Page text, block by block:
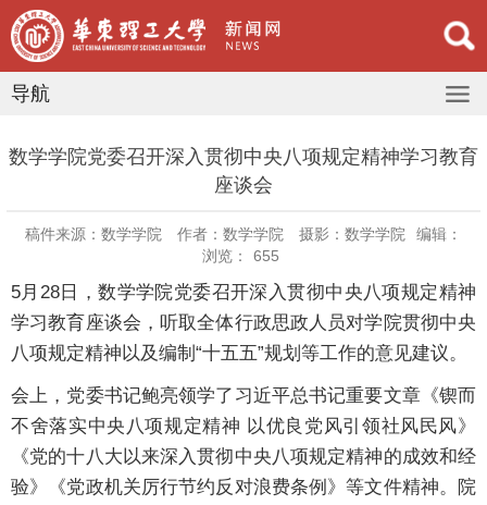
导航
数学学院党委召开深入贯彻中央八项规定精神学习教育
座谈会
稿件来源：数学学院 作者：数学学院 摄影：数学学院
编辑：
浏览：
655
5月28日，数学学院党委召开深入贯彻中央八项规定精神
学习教育座谈会，听取全体行政思政人员对学院贯彻中央
八项规定精神以及编制“十五五”规划等工作的意见建议。
会上，党委书记鲍亮领学了习近平总书记重要文章《锲而
不舍落实中央八项规定精神 以优良党风引领社风民风》
《党的十八大以来深入贯彻中央八项规定精神的成效和经
验》《党政机关厉行节约反对浪费条例》等文件精神。院